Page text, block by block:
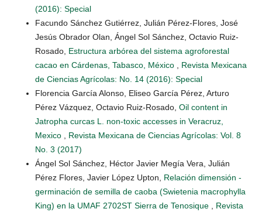
(2016): Special
Facundo Sánchez Gutiérrez, Julián Pérez-Flores, José
Jesús Obrador Olan, Ángel Sol Sánchez, Octavio Ruiz-
Rosado, Estructura arbórea del sistema agroforestal
cacao en Cárdenas, Tabasco, México
Revista Mexicana
de Ciencias Agrícolas: No. 14 (2016): Special
Florencia García Alonso, Eliseo García Pérez, Arturo
Pérez Vázquez, Octavio Ruiz-Rosado, Oil content in
Jatropha curcas L. non-toxic accesses in Veracruz,
Mexico
Revista Mexicana de Ciencias Agrícolas: Vol. 8
No. 3 (2017)
Ángel Sol Sánchez, Héctor Javier Megía Vera, Julián
Pérez Flores, Javier López Upton, Relación dimensión -
germinación de semilla de caoba (Swietenia macrophylla
King) en la UMAF 2702ST Sierra de Tenosique
Revista